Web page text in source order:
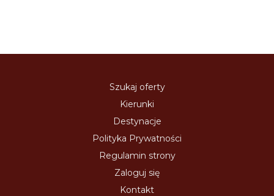
Szukaj oferty
Kierunki
Destynacje
Polityka Prywatności
Regulamin strony
Zaloguj się
Kontakt